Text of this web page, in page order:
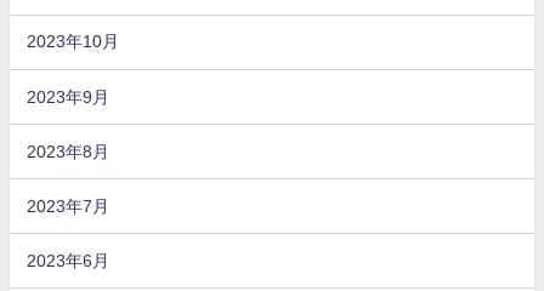
2023年10月
2023年9月
2023年8月
2023年7月
2023年6月